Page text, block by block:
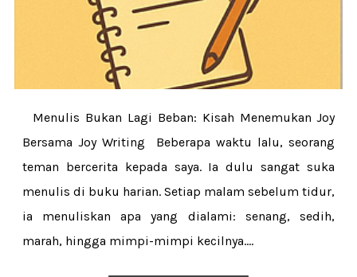
Menulis Bukan Lagi Beban: Kisah Menemukan Joy
Bersama Joy Writing Beberapa waktu lalu, seorang
teman bercerita kepada saya. Ia dulu sangat suka
menulis di buku harian. Setiap malam sebelum tidur,
ia menuliskan apa yang dialami: senang, sedih,
marah, hingga mimpi-mimpi kecilnya....